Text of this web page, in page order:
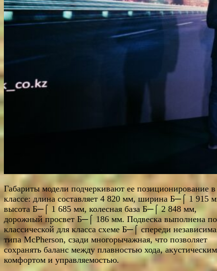
Габариты модели подчеркивают ее позиционирование в
классе: длина составляет 4 820 мм, ширина Б─⌠ 1 915
высота Б─⌠ 1 685 мм, колесная база Б─⌠ 2 848 мм,
дорожный просвет Б─⌠ 186 мм. Подвеска выполнена по
классической для класса схеме Б─⌠ спереди
типа McPherson, сзади многорычажная, что позволяет
сохранять баланс между плавностью хода, акустическим
комфортом и управляемостью.